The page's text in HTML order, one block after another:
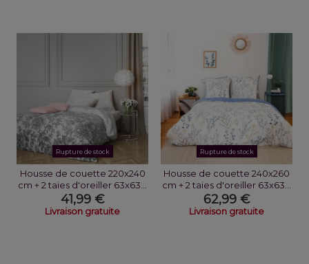
Rupture de stock
Housse de couette 220x240
cm + 2 taies d'oreiller 63x63...
41,99 €
Livraison gratuite
Rupture de stock
Housse de couette 240x260
cm + 2 taies d'oreiller 63x63...
62,99 €
Livraison gratuite